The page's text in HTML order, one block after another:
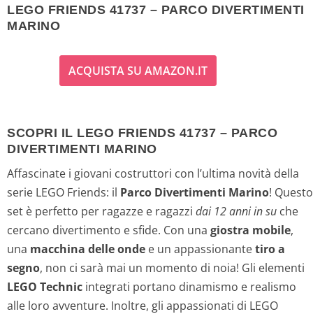
LEGO FRIENDS 41737 – PARCO DIVERTIMENTI
MARINO
ACQUISTA SU AMAZON.IT
SCOPRI IL LEGO FRIENDS 41737 – PARCO
DIVERTIMENTI MARINO
Affascinate i giovani costruttori con l’ultima novità della
serie LEGO Friends: il Parco Divertimenti Marino! Questo
set è perfetto per ragazze e ragazzi dai 12 anni in su che
cercano divertimento e sfide. Con una giostra mobile,
una macchina delle onde e un appassionantetiro a
segno, non ci sarà mai un momento di noia! Gli elementi
LEGO Technic integrati portano dinamismo e realismo
alle loro avventure. Inoltre, gli appassionati di LEGO